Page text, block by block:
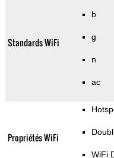
Standards WiFi
b
g
n
ac
Propriétés WiFi
WiFi